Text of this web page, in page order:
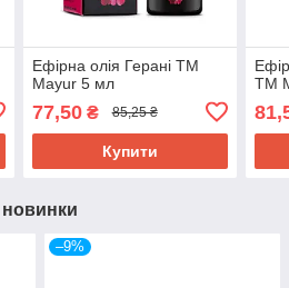
Ефірна олія Герані TM
Mayur 5 мл
77,50₴ 85,25 ₴
Купити
TM
новинки
–9%